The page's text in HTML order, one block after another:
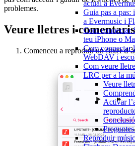
actual a
Guia pas a
a Evermusic i
Com connectar
teu iPhone o
Com connectar
WebDAV i
Com veure
LRC per a la
Veure
Activar
Conclusió
Reproduir
problemes.
Veure lletres i
Comenceu a reproduir un fitxer